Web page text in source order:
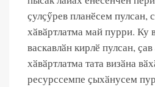
ҫулҫӳрев планӗсем пулсан,
хӑвӑртлатма май пурри. Ку
васкавлӑн кирлӗ пулсан,
хӑвӑртлатма тата визӑна
ресурссемпе ҫыхӑнусем